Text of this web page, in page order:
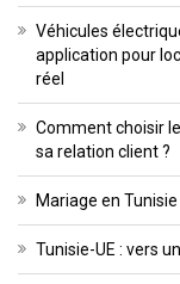
Véhicules
application pour
réel
Comment choisir
sa relation client ?
Mariage en
Tunisie-UE : vers